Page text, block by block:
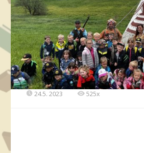
24.5. 2023 525x